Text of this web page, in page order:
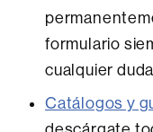
formulario
cualquier
Catálogos y